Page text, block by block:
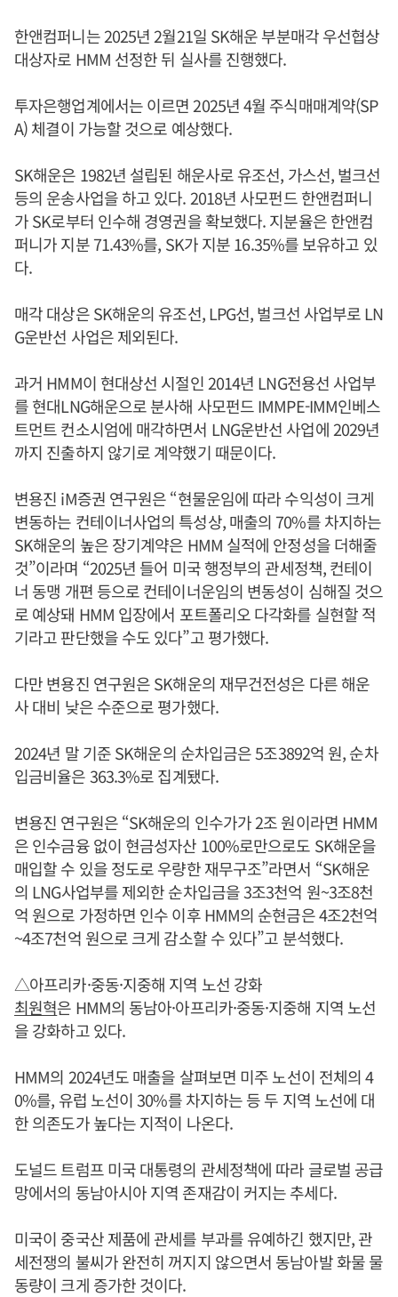
한앤컴퍼니는 2025년 2월21일 SK해운 부분매각 우선협상
대상자로 HMM 선정한 뒤 실사를 진행했다.
투자은행업계에서는 이르면 2025년 4월 주식매매계약(SP
A) 체결이 가능할 것으로 예상했다.
SK해운은 1982년 설립된 해운사로 유조선, 가스선, 벌크선
등의 운송사업을 하고 있다. 2018년 사모펀드 한앤컴퍼니
가 SK로부터 인수해 경영권을 확보했다. 지분율은 한앤컴
퍼니가 지분 71.43%를, SK가 지분 16.35%를 보유하고 있
다.
매각 대상은 SK해운의 유조선, LPG선, 벌크선 사업부로 LN
G운반선 사업은 제외된다.
과거 HMM이 현대상선 시절인 2014년 LNG전용선 사업부
를 현대LNG해운으로 분사해 사모펀드 IMMPE-IMM인베스
트먼트 컨소시엄에 매각하면서 LNG운반선 사업에 2029년
까지 진출하지 않기로 계약했기 때문이다.
변용진 iM증권 연구원은 “현물운임에 따라 수익성이 크게
변동하는 컨테이너사업의 특성상, 매출의 70%를 차지하는
SK해운의 높은 장기계약은 HMM 실적에 안정성을 더해줄
것”이라며 “2025년 들어 미국 행정부의 관세정책, 컨테이
너 동맹 개편 등으로 컨테이너운임의 변동성이 심해질 것으
로 예상돼 HMM 입장에서 포트폴리오 다각화를 실현할 적
기라고 판단했을 수도 있다”고 평가했다.
다만 변용진 연구원은 SK해운의 재무건전성은 다른 해운
사 대비 낮은 수준으로 평가했다.
2024년 말 기준 SK해운의 순차입금은 5조3892억 원, 순차
입금비율은 363.3%로 집계됐다.
변용진 연구원은 “SK해운의 인수가가 2조 원이라면 HMM
은 인수금융 없이 현금성자산 100%로만으로도 SK해운을
매입할 수 있을 정도로 우량한 재무구조”라면서 “SK해운
의 LNG사업부를 제외한 순차입금을 3조3천억 원~3조8천
억 원으로 가정하면 인수 이후 HMM의 순현금은 4조2천억
~4조7천억 원으로 크게 감소할 수 있다”고 분석했다.
△아프리카·중동·지중해 지역 노선 강화
최원혁은 HMM의 동남아·아프리카·중동·지중해 지역 노선
을 강화하고 있다.
HMM의 2024년도 매출을 살펴보면 미주 노선이 전체의 4
0%를, 유럽 노선이 30%를 차지하는 등 두 지역 노선에 대
한 의존도가 높다는 지적이 나온다.
도널드 트럼프 미국 대통령의 관세정책에 따라 글로벌 공급
망에서의 동남아시아 지역 존재감이 커지는 추세다.
미국이 중국산 제품에 관세를 부과를 유예하긴 했지만, 관
세전쟁의 불씨가 완전히 꺼지지 않으면서 동남아발 화물 물
동량이 크게 증가한 것이다.